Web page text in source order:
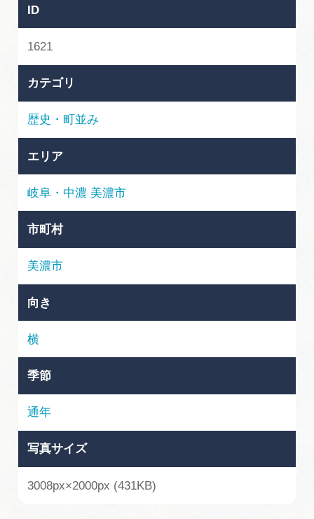
インフォメーション
ぎふ旅レポーター記事
早わかり岐阜
買い物・お土産
体験予約サイト「ＶＩＳＩＴ岐阜県」
岐阜県アウトドア観光キャンペーン
岐阜県まるごと観光エリアガイド
岐阜県観光データベース
旅行会社・観光事業者の皆様へ
ID
1621
カテゴリ
歴史・町並み
エリア
岐阜・中濃 美濃市
市町村
美濃市
向き
横
季節
通年
写真サイズ
3008px×2000px (431KB)